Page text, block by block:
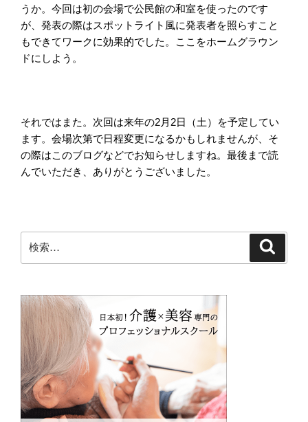
うか。今回は初の会場で公民館の和室を使ったのです
が、発表の際はスポットライト風に発表者を照らすこと
もできてワークに効果的でした。ここをホームグラウン
ドにしよう。
それではまた。次回は来年の2月 2日（土）を予定してい
ます。会場次第で日程変更になるかもしれませんが、そ
の際はこのブログなどでお知らせしますね。最後まで読
んでいただき、ありがとうございました。
索: